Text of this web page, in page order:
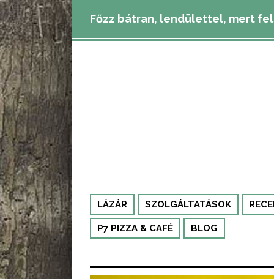
Főzz bátran, lendülettel, mert
LÁZÁR SZOLGÁLTATÁSOK
P7 PIZZA & CAFÉ BLOG